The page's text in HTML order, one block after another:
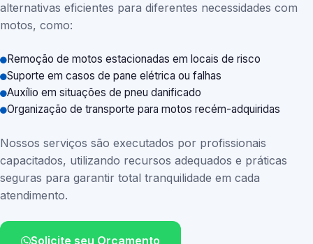
alternativas eficientes para diferentes necessidades com
motos, como:
Remoção de motos estacionadas em locais de risco
Suporte em casos de pane elétrica ou falhas
Auxílio em situações de pneu danificado
Organização de transporte para motos recém-adquiridas
Nossos serviços são executados por profissionais
capacitados, utilizando recursos adequados e práticas
seguras para garantir total tranquilidade em cada
atendimento.
Solicite seu Orçamento